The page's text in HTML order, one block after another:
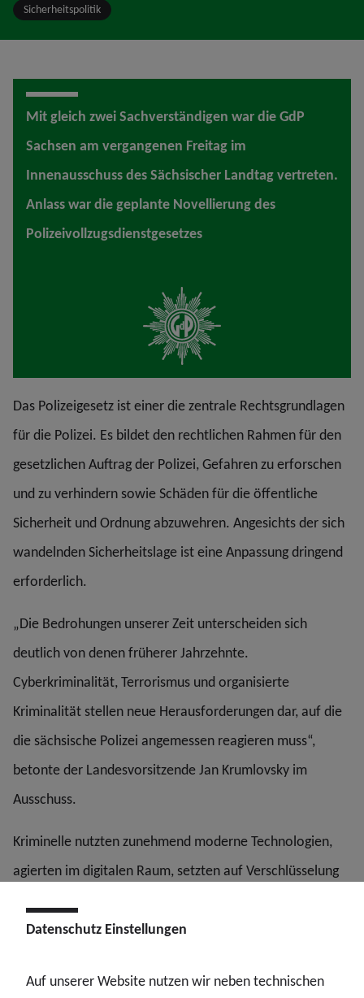
Sicherheitspolitik
Mit gleich zwei Sachverständigen war die GdP
Sachsen am vergangenen Freitag im
Innenausschuss des Sächsischer Landtag vertreten.
Anlass war die geplante Novellierung des
Polizeivollzugsdienstgesetzes
Das Polizeigesetz ist einer die zentrale Rechtsgrundlagen
für die Polizei. Es bildet den rechtlichen Rahmen für den
gesetzlichen Auftrag der Polizei, Gefahren zu erforschen
und zu verhindern sowie Schäden für die öffentliche
Sicherheit und Ordnung abzuwehren. Angesichts der sich
wandelnden Sicherheitslage ist eine Anpassung dringend
erforderlich.
„Die Bedrohungen unserer Zeit unterscheiden sich
deutlich von denen früherer Jahrzehnte.
Cyberkriminalität, Terrorismus und organisierte
Kriminalität stellen neue Herausforderungen dar, auf die
die sächsische Polizei angemessen reagieren muss“,
betonte der Landesvorsitzende Jan Krumlovsky im
Ausschuss.
Kriminelle nutzten zunehmend moderne Technologien,
agierten im digitalen Raum, setzten auf Verschlüsselung
durchzuführen oder zu verschleiern. Diese Entwicklungen
zeitgemäße Befugnisse und Methoden.
Datenschutz Einstellungen
Auf unserer Website nutzen wir neben technischen